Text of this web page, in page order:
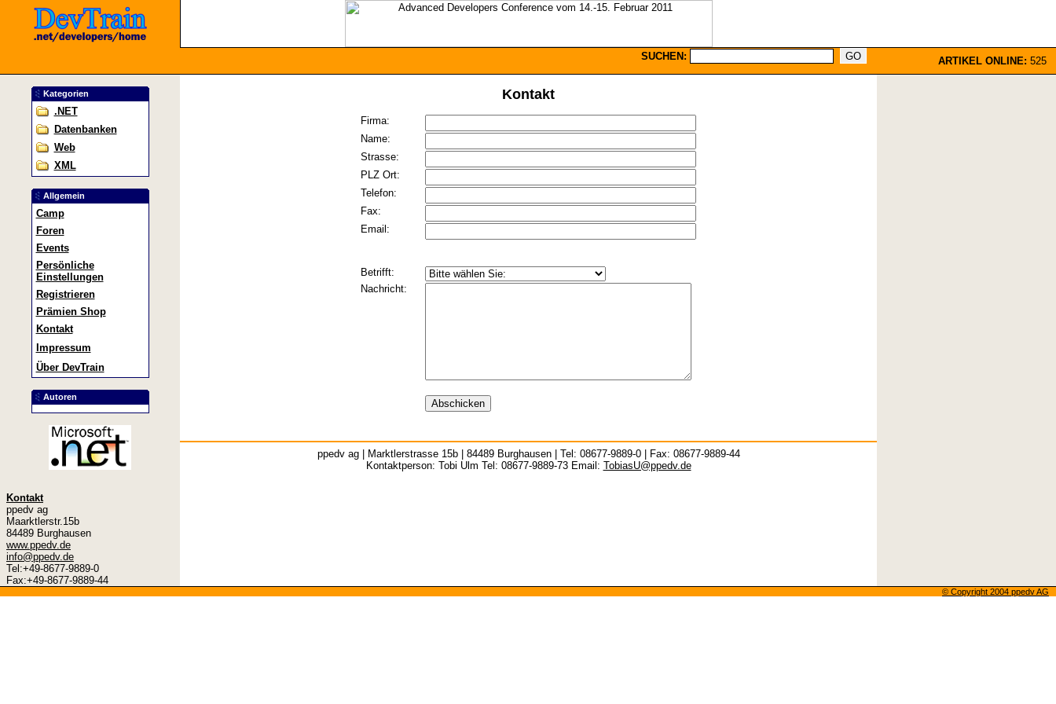
SUCHEN: ARTIKEL ONLINE: 525
Kategorien
.NET
Datenbanken
Web
XML
Allgemein
Camp
Foren
Events
Persönliche
Einstellungen
Registrieren
Prämien Shop
Kontakt
Impressum
Über DevTrain
Autoren
Kontakt
ppedv ag
Maarktlerstr.15b
84489 Burghausen
www.ppedv.de
info@ppedv.de
Tel:+49-8677-9889-0
Fax:+49-8677-9889-44
Kontakt
Firma:
Name:
Strasse:
PLZ Ort:
Telefon:
Fax:
Email:
Betrifft:
Nachricht:
ppedv ag | Marktlerstrasse 15b | 84489 Burghausen | Tel: 08677-9889-0 | Fax: 08677-9889-44
Kontaktperson: Tobi Ulm Tel: 08677-9889-73 Email: TobiasU@ppedv.de
© Copyright 2004 ppedv AG